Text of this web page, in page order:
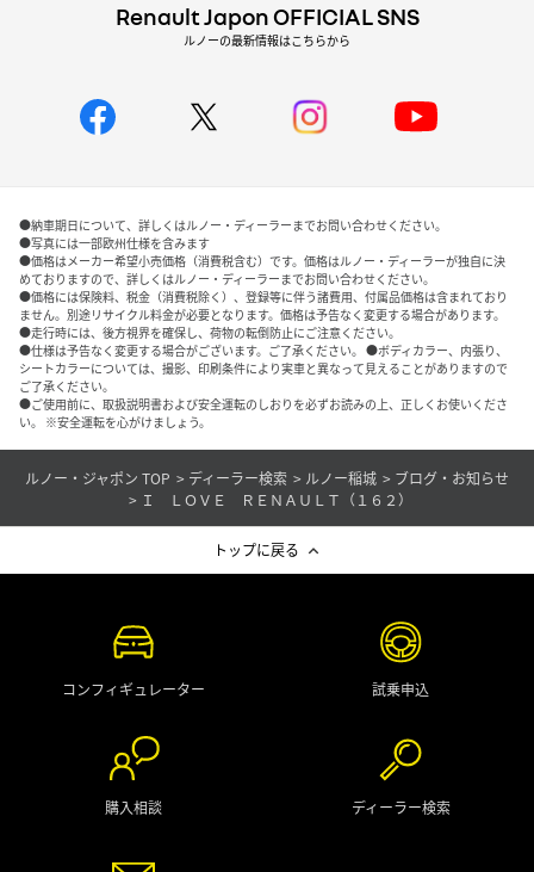
Renault Japon OFFICIAL SNS
ルノーの最新情報はこちらから
●納車期日について、詳しくはルノー・ディーラーまでお問い合わせください。
●写真には一部欧州仕様を含みます
●価格はメーカー希望小売価格（消費税含む）です。価格はルノー・ディーラーが独自に決
めておりますので、詳しくはルノー・ディーラーまでお問い合わせください。
●価格には保険料、税金（消費税除く）、登録等に伴う諸費用、付属品価格は含まれており
ません。別途リサイクル料金が必要となります。価格は予告なく変更する場合があります。
●走行時には、後方視界を確保し、荷物の転倒防止にご注意ください。
●仕様は予告なく変更する場合がございます。ご了承ください。 ●ボディカラー、内張り、
シートカラーについては、撮影、印刷条件により実車と異なって見えることがありますので
ご了承ください。
●ご使用前に、取扱説明書および安全運転のしおりを必ずお読みの上、正しくお使いくださ
い。 ※安全運転を心がけましょう。
ルノー・ジャポン TOP ディーラー検索 ルノー稲城
ブログ・お知らせ
Ｉ ＬＯＶＥ ＲＥＮＡＵＬＴ（１６２）
トップに戻る
コンフィギュレーター 試乗申込
購入相談 ディーラー検索